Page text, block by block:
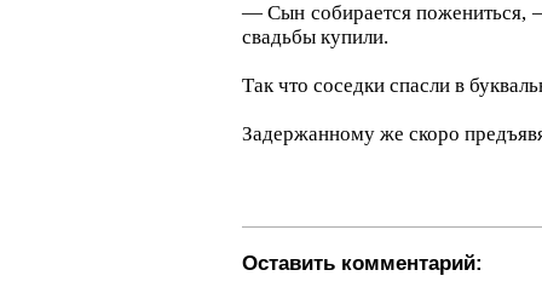
— Сын собирается
свадьбы купили.
Так что соседки спасли в
Задержанному же скоро
Оставить комментарий: